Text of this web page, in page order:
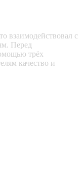
взаимодействовал с
Перед
трёх
качество и